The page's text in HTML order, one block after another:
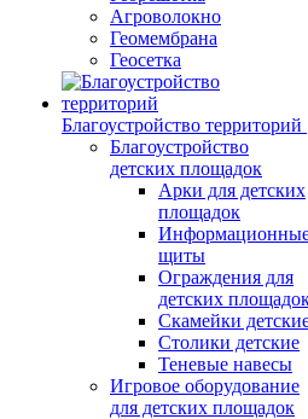
Агроволокно
Геомембрана
Геосетка
Благоустройство территорий
Благоустройство
детских площадок
Арки для детских
площадок
щиты
Ограждения для
детских
Скамейки
Столики детские
Теневые навесы
Игровое оборудование
для детских площадок